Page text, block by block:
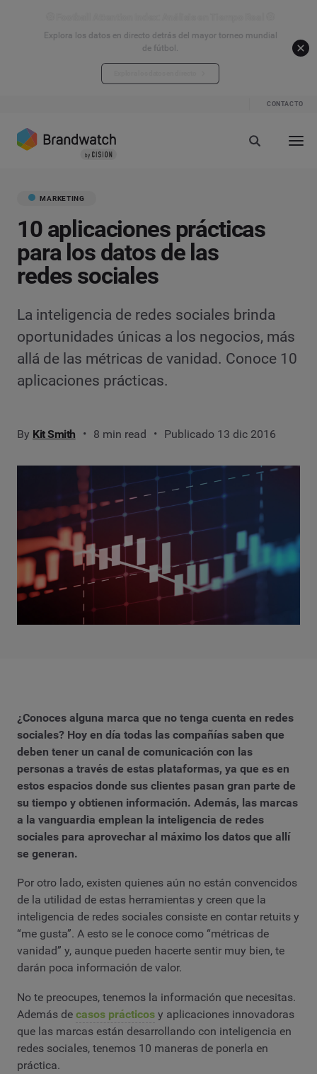
Explora los datos en directo detrás del mayor torneo mundial
de fútbol.
CONTACTO
MARKETING
10 aplicaciones prácticas
para los datos de las
redes sociales
La inteligencia de redes sociales brinda
oportunidades únicas a los negocios, más
allá de las métricas de vanidad. Conoce 10
aplicaciones prácticas.
By Kit Smith 8 min read Publicado 13 dic 2016
¿Conoces alguna marca que no tenga cuenta en redes
sociales? Hoy en día todas las compañías saben que
deben tener un canal de comunicación con las
personas a través de estas plataformas, ya que es en
estos espacios donde sus clientes pasan gran parte de
su tiempo y obtienen información. Además, las marcas
a la vanguardia emplean la inteligencia de redes
sociales para aprovechar al máximo los datos que allí
se generan.
Por otro lado, existen quienes aún no están convencidos
de la utilidad de estas herramientas y creen que la
inteligencia de redes sociales consiste en contar retuits y
“me gusta”. A esto se le conoce como “métricas de
vanidad” y, aunque pueden hacerte sentir muy bien, te
darán poca información de valor.
No te preocupes, tenemos la información que necesitas.
Además de casos prácticos y aplicaciones innovadoras
que las marcas están desarrollando con inteligencia en
redes sociales, tenemos 10 maneras de ponerla en
práctica.